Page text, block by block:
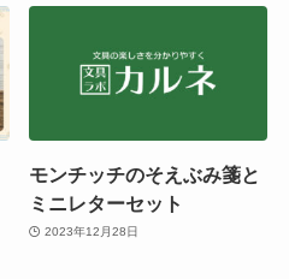
モンチッチのそえぶみ箋と
ミニレターセット
2023年12月28日